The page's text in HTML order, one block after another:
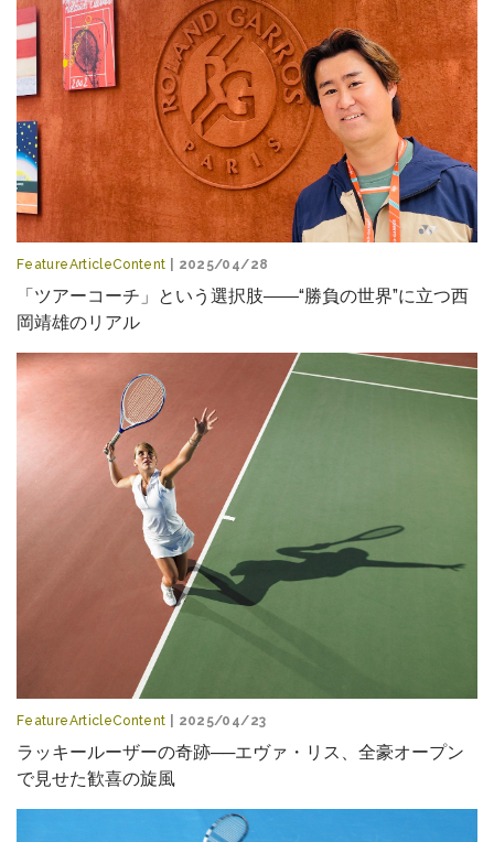
FeatureArticleContent | 2025/04/28
「ツアーコーチ」という選択肢――“勝負の世界”に立つ西
岡靖雄のリアル
FeatureArticleContent | 2025/04/23
ラッキールーザーの奇跡──エヴァ・リス、全豪オープン
で見せた歓喜の旋風